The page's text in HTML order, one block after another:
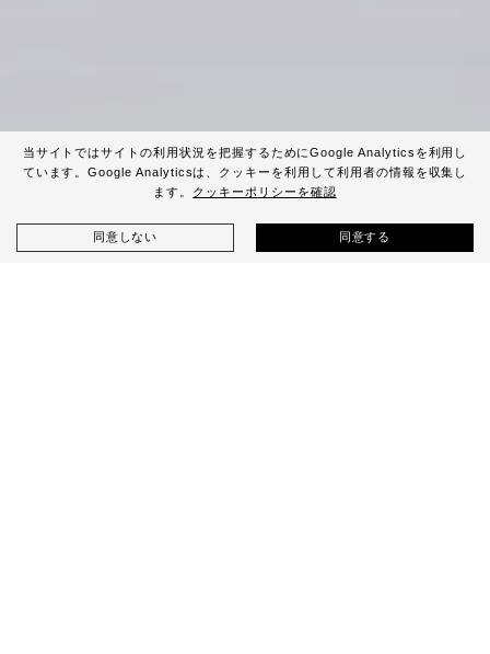
当サイトではサイトの利用状況を把握するためにGoogle Analyticsを利用し
ています。Google Analyticsは、 クッキーを利用して利用者の情報を収集し
ます。 クッキーポリシーを確認
同意しない 同意する